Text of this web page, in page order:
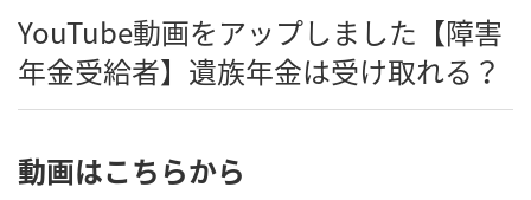
YouTube動画をアップしました【障害
年金受給者】遺族年金は受け取れる？
動画はこちらから